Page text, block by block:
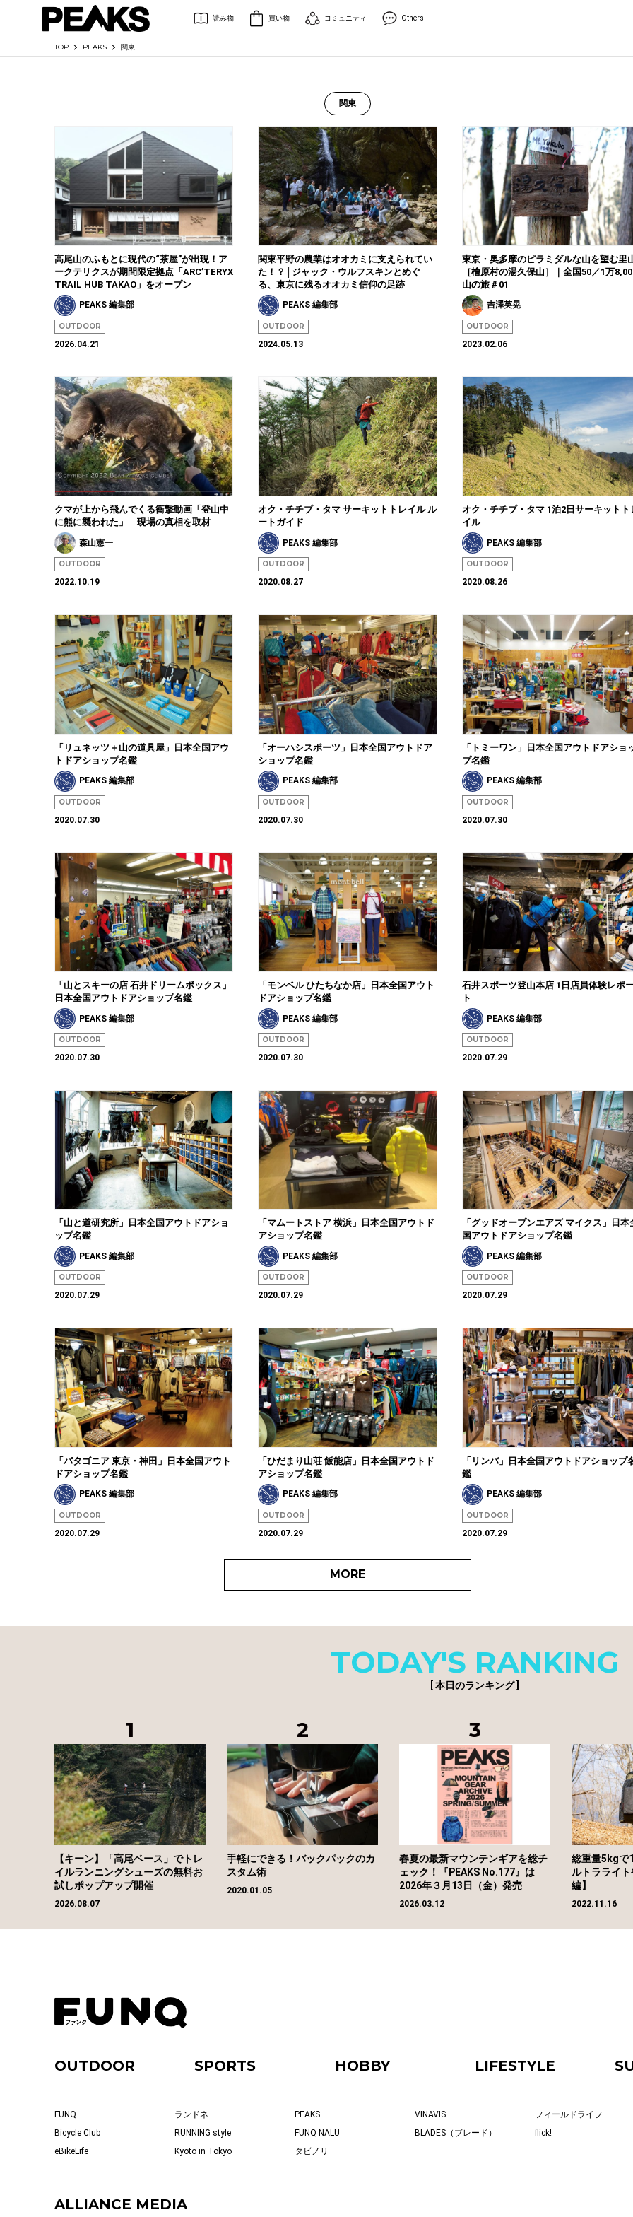
読み物 買い物 コミュニティ Others
TOP PEAKS 関東
関東
高尾山のふもとに現代の“茶屋”が出現！ア
ークテリクスが期間限定拠点「ARC’TERYX
TRAIL HUB TAKAO」をオープン
PEAKS 編集部
OUTDOOR
2026.04.21
関東平野の農業はオオカミに支えられてい
た！？│ジャック・ウルフスキンとめぐ
る、東京に残るオオカミ信仰の足跡
PEAKS 編集部
OUTDOOR
2024.05.13
東京・奥多摩のピラミダルな山を望む里
［檜原村の湯久保山］｜全国50／1万
山の旅＃01
吉澤英晃
OUTDOOR
2023.02.06
クマが上から飛んでくる衝撃動画「登山中
に熊に襲われた」 現場の真相を取材
森山憲一
OUTDOOR
2022.10.19
オク・チチブ・タマ サーキットトレイル ル
ートガイド
PEAKS 編集部
OUTDOOR
2020.08.27
オク・チチブ・タマ 1泊2日サーキットト
イル
PEAKS 編集部
OUTDOOR
2020.08.26
「リュネッツ＋山の道具屋」日本全国アウ
トドアショップ名鑑
PEAKS 編集部
OUTDOOR
2020.07.30
「オーハシスポーツ」日本全国アウトドア
ショップ名鑑
PEAKS 編集部
OUTDOOR
2020.07.30
「トミーワン」日本全国アウトドアショ
プ名鑑
PEAKS 編集部
OUTDOOR
2020.07.30
「山とスキーの店 石井ドリームボックス」
日本全国アウトドアショップ名鑑
PEAKS 編集部
OUTDOOR
2020.07.30
「モンベル ひたちなか店」日本全国アウト
ドアショップ名鑑
PEAKS 編集部
OUTDOOR
2020.07.30
石井スポーツ登山本店 1日店員体験レポ
ト
PEAKS 編集部
OUTDOOR
2020.07.29
「山と道研究所」日本全国アウトドアショ
ップ名鑑
PEAKS 編集部
OUTDOOR
2020.07.29
「マムートストア 横浜」日本全国アウトド
アショップ名鑑
PEAKS 編集部
OUTDOOR
2020.07.29
「グッドオープンエアズ マイクス」日本
国アウトドアショップ名鑑
PEAKS 編集部
OUTDOOR
2020.07.29
「パタゴニア 東京・神田」日本全国アウト
ドアショップ名鑑
PEAKS 編集部
OUTDOOR
2020.07.29
「ひだまり山荘 飯能店」日本全国アウトド
アショップ名鑑
PEAKS 編集部
OUTDOOR
2020.07.29
「リンバ」日本全国アウトドアショップ
鑑
PEAKS 編集部
OUTDOOR
2020.07.29
MORE
TODAY'S RANKING
[ 本日のランキング ]
【キーン】「高尾ベース」でトレ
イルランニングシューズの無料お
試しポップアップ開催
2026.08.07
手軽にできる！バックパックのカ
スタム術
2020.01.05
春夏の最新マウンテンギアを総チ
ェック！『PEAKS No.177』は
2026年３月13日（金）発売
2026.03.12
総重量5kgで
ルトラライ
編】
2022.11.16
OUTDOOR SPORTS HOBBY LIFESTYLE
FUNQ ランドネ PEAKS VINAVIS
フィールドライフ
Bicycle Club
RUNNING style FUNQ NALU BLADES（ブレード）
flick!
eBikeLife
Kyoto in Tokyo タビノリ
ALLIANCE MEDIA